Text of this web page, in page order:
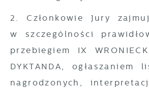
2. Członkowie Jury
w szczególności
przebiegiem IX
DYKTANDA, ogłaszaniem
nagrodzonych,